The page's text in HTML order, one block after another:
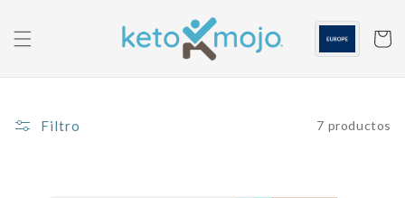
contenido
Carrito
Filtro 7 productos